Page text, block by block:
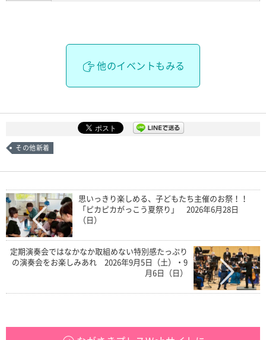
他のイベントもみる
その他新着
思いっきり楽しめる、子どもたち主催のお祭！！
「ピカピカがっこう夏祭り」 2026年6月28日
（日）
定期演奏会ではなかなか取組めない特別感たっぷり
の演奏会をお楽しみあれ 2026年9月5日（土）・9
月6日（日）